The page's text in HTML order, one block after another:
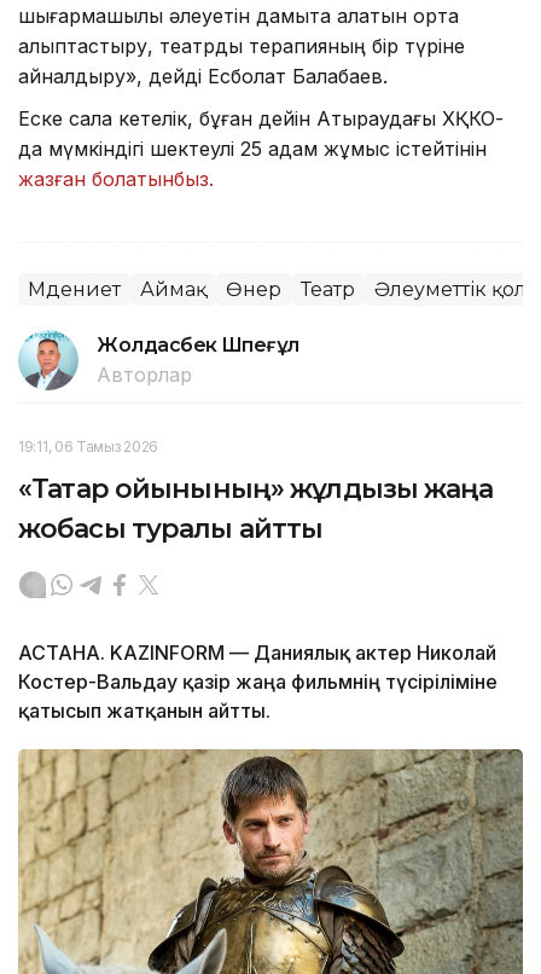
шығармашылық әлеуетін дамыта алатын орта
қалыптастыру, театрды терапияның бір түріне
айналдыру», дейді Есболат Балабаев.
Еске сала кетелік, бұған дейін Атыраудағы ХҚКО-
да мүмкіндігі шектеулі 25 адам жұмыс істейтінін
жазған болатынбыз.
Мәдениет Аймақ Өнер Театр Әлеуметтік
Жолдасбек Шөпеғұл
Авторлар
19:11, 06 Тамыз 2026
«Тақтар ойынының» жұлдызы жаңа
жобасы туралы айтты
АСТАНА. KAZINFORM — Даниялық актер Николай
Костер-Вальдау қазір жаңа фильмнің түсіріліміне
қатысып жатқанын айтты.